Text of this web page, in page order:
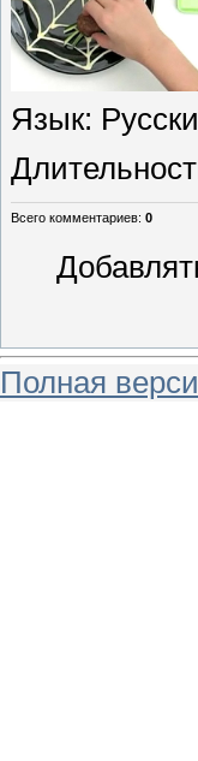
Язык:
Всего комментариев: 0
Полная